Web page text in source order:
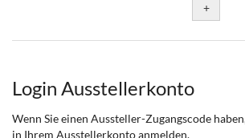
+
Login Ausstellerkonto
Wenn Sie einen Aussteller-Zugangscode
in Ihrem Ausstellerkonto anmelden.